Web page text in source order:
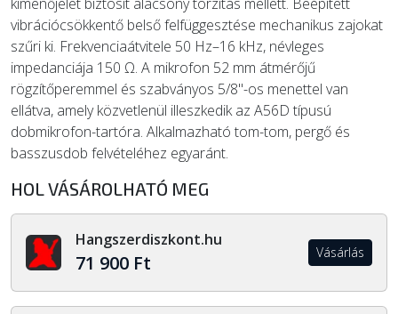
vibrációcsökkentő belső felfüggesztése mechanikus zajokat
szűri ki. Frekvenciaátvitele 50 Hz–16 kHz, névleges
impedanciája 150 Ω. A mikrofon 52 mm átmérőjű
rögzítőperemmel és szabványos 5/8"-os menettel van
ellátva, amely közvetlenül illeszkedik az A56D típusú
dobmikrofon-tartóra. Alkalmazható tom-tom, pergő és
basszusdob felvételéhez egyaránt.
HOL VÁSÁROLHATÓ MEG
Hangszerdiszkont.hu
71 900 Ft Vásárlás